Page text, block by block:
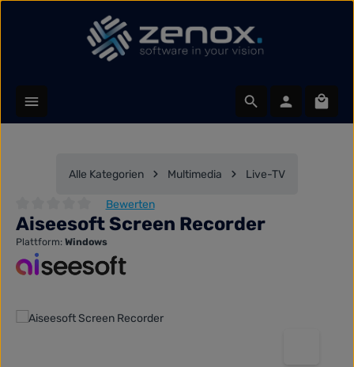
Zum Hauptinhalt springen
Alle Kategorien Multimedia Live-TV
Durchschnittliche Bewertung von 0 von 5 Sternen
Bewerten
Aiseesoft Screen Recorder
Plattform: Windows
Bildergalerie überspringen